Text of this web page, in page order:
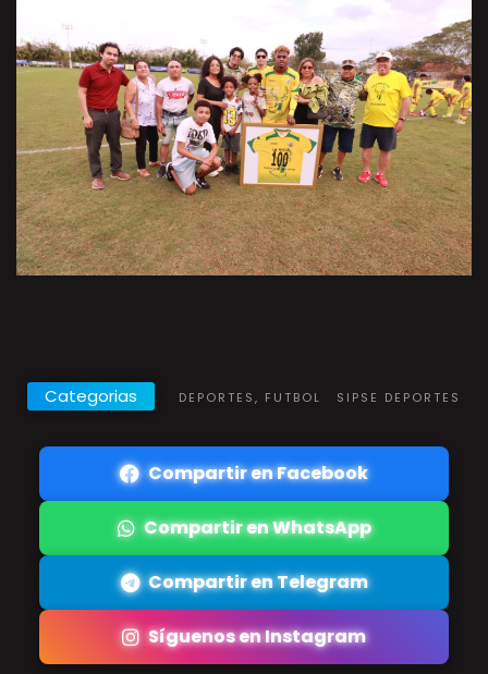
Categorias DEPORTES, FUTBOL SIPSE DEPORTES
Compartir en Facebook
Compartir en WhatsApp
Compartir en Telegram
Síguenos en Instagram